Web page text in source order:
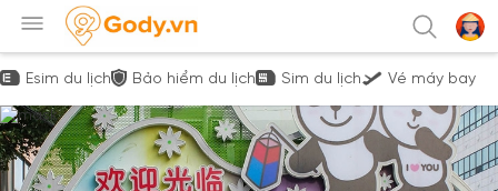
Esim du lịch Bảo hiểm du lịch Sim du lịch Vé máy bay